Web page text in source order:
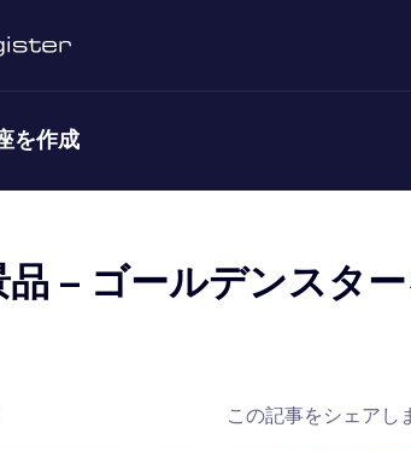
を作成
– ゴールデンスタ
この記事をシェアし